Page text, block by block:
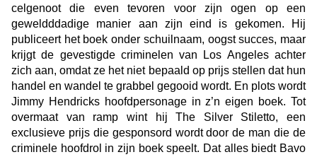
celgenoot die even tevoren voor zijn ogen op een
geweldddadige manier aan zijn eind is gekomen. Hij
publiceert het boek onder schuilnaam, oogst succes, maar
krijgt de gevestigde criminelen van Los Angeles achter
zich aan, omdat ze het niet bepaald op prijs stellen dat hun
handel en wandel te grabbel gegooid wordt. En plots wordt
Jimmy Hendricks hoofdpersonage in z’n eigen boek. Tot
overmaat van ramp wint hij The Silver Stiletto, een
exclusieve prijs die gesponsord wordt door de man die de
criminele hoofdrol in zijn boek speelt. Dat alles biedt Bavo